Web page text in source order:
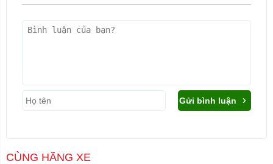
Gửi bình luận
CÙNG HÃNG XE